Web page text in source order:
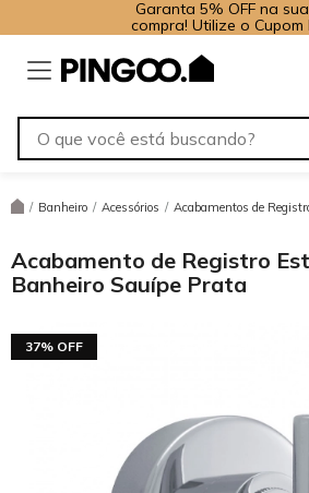
Garanta 5% OFF na
compra! Utilize o Cupom
/ Banheiro / Acessórios / Acabamentos de
Acabamento de Registro
Banheiro Sauípe Prata
37% OFF